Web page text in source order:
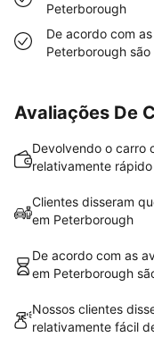
Peterborough
De acordo com
Peterborough
Avaliações De
Devolvendo o carro
relativamente
Clientes disseram
em Peterborough
De acordo com as
em Peterborough
Nossos clientes
relativamente fácil